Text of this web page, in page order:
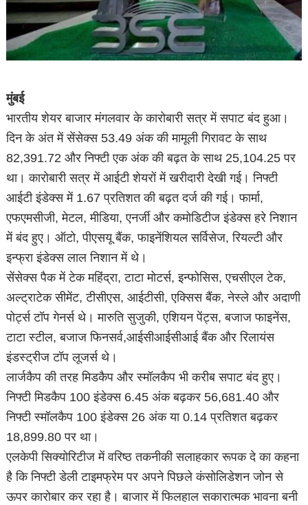
मुंबई
भारतीय शेयर बाजार मंगलवार के कारोबारी सत्र में सपाट बंद हुआ।
दिन के अंत में सेंसेक्स 53.49 अंक की मामूली गिरावट के साथ
82,391.72 और निफ्टी एक अंक की बढ़त के साथ 25,104.25 पर
था। कारोबारी सत्र में आईटी शेयरों में खरीदारी देखी गई। निफ्टी
आईटी इंडेक्स में 1.67 प्रतिशत की बढ़त दर्ज की गई। फार्मा,
एफएमसीजी, मेटल, मीडिया, एनर्जी और कमोडिटीज इंडेक्स हरे निशान
में बंद हुए। ऑटो, पीएसयू बैंक, फाइनेंशियल सर्विसेज, रियल्टी और
इन्फ्रा इंडेक्स लाल निशान में थे।
सेंसेक्स पैक में टेक महिंद्रा, टाटा मोटर्स, इन्फोसिस, एचसीएल टेक,
अल्ट्राटेक सीमेंट, टीसीएस, आईटीसी, एक्सिस बैंक, नेस्ले और अदाणी
पोर्ट्स टॉप गेनर्स थे। मारुति सुजुकी, एशियन पेंट्स, बजाज फाइनेंस,
टाटा स्टील, बजाज फिनसर्व,आईसीआईसीआई बैंक और रिलायंस
इंडस्ट्रीज टॉप लूजर्स थे।
लार्जकैप की तरह मिडकैप और स्मॉलकैप भी करीब सपाट बंद हुए।
निफ्टी मिडकैप 100 इंडेक्स 6.45 अंक बढ़कर 56,681.40 और
निफ्टी स्मॉलकैप 100 इंडेक्स 26 अंक या 0.14 प्रतिशत बढ़कर
18,899.80 पर था।
एलकेपी सिक्योरिटीज में वरिष्ठ तकनीकी सलाहकार रूपक दे का कहना
है कि निफ्टी डेली टाइमफ्रेम पर अपने पिछले कंसोलिडेशन जोन से
ऊपर कारोबार कर रहा है। बाजार में फिलहाल सकारात्मक भावना बनी